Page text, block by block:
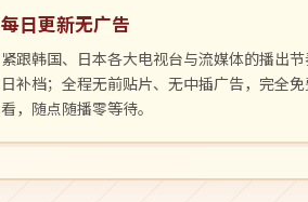
每日更新无广告
紧跟韩国、日本各大电视台与流媒体的播出
日补档；全程无前贴片、无中插广告，完全
看，随点随播零等待。